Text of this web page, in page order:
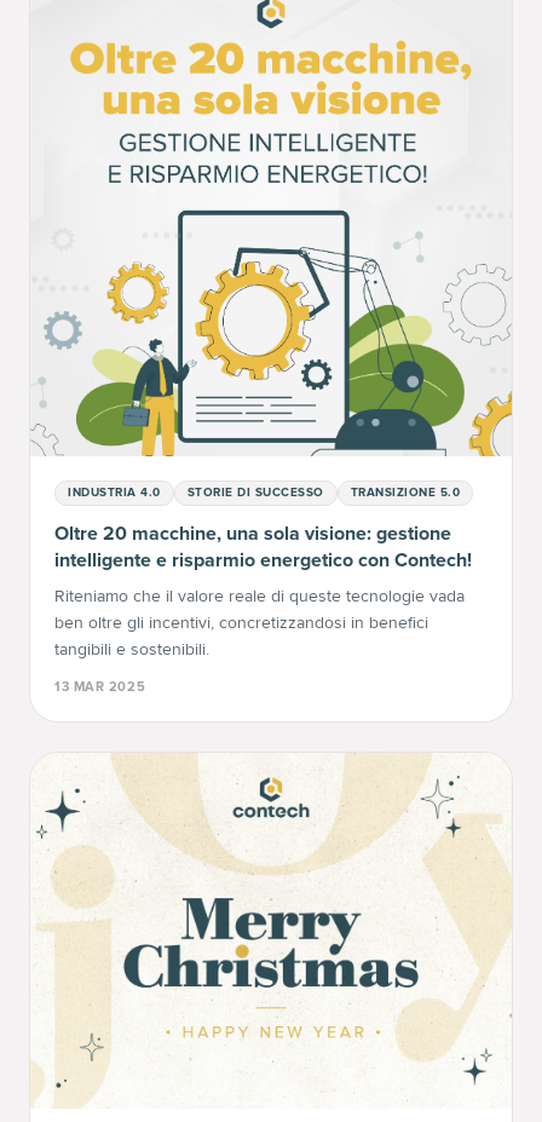
INDUSTRIA 4.0 STORIE DI SUCCESSO TRANSIZIONE 5.0
Oltre 20 macchine, una sola visione: gestione
intelligente e risparmio energetico con Contech!
Riteniamo che il valore reale di queste tecnologie vada
ben oltre gli incentivi, concretizzandosi in benefici
tangibili e sostenibili.
13 MAR 2025